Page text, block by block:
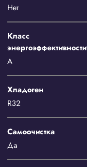
Нет
Класс
энергоэффективности
A
Хладоген
R32
Самоочистка
Да